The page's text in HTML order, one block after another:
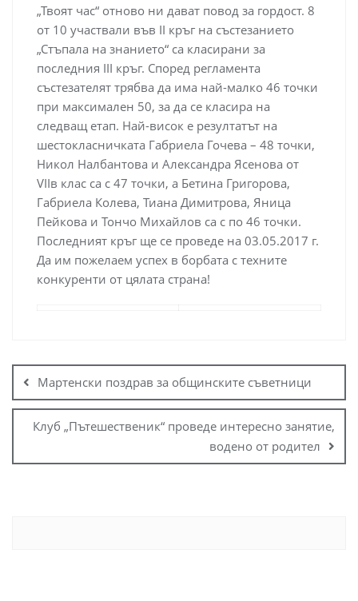
„Твоят час“ отново ни дават повод за гордост. 8
от 10 участвали във II кръг на състезанието
„Стъпала на знанието“ са класирани за
последния III кръг. Според регламента
състезателят трябва да има най-малко 46 точки
при максимален 50, за да се класира на
следващ етап. Най-висок е резултатът на
шестокласничката Габриела Гочева – 48 точки,
Никол Налбантова и Александра Ясенова от
VIIв клас са с 47 точки, а Бетина Григорова,
Габриела Колева, Тиана Димитрова, Яница
Пейкова и Тончо Михайлов са с по 46 точки.
Последният кръг ще се проведе на 03.05.2017 г.
Да им пожелаем успех в борбата с техните
конкуренти от цялата страна!
Мартенски поздрав за общинските съветници
Клуб „Пътешественик“ проведе интересно занятие,
водено от родител